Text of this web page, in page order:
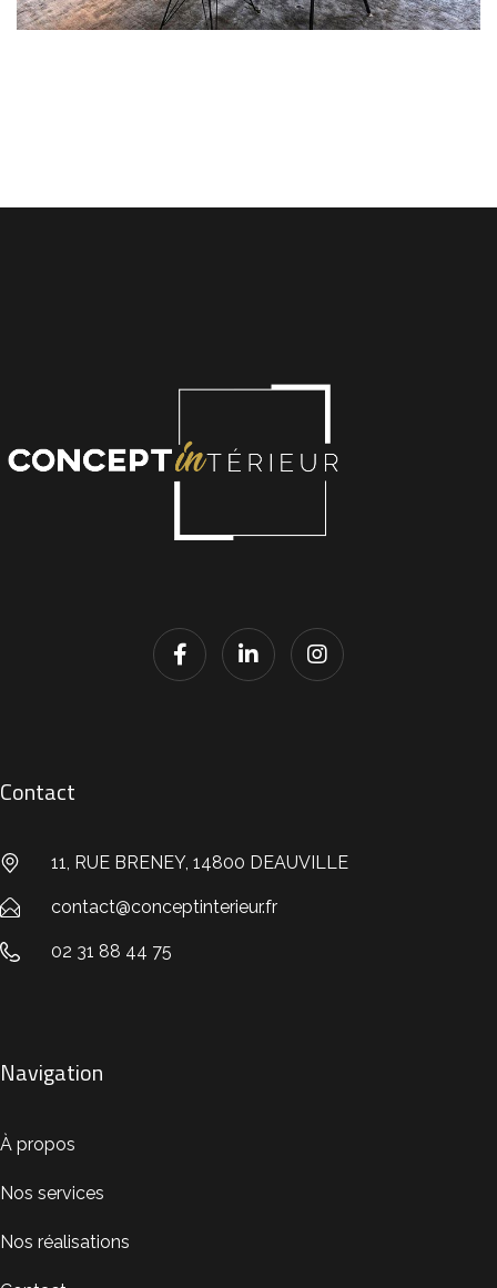
Contact
11, RUE BRENEY, 14800 DEAUVILLE
contact@conceptinterieur.fr
02 31 88 44 75
Navigation
À propos
Nos services
Nos réalisations